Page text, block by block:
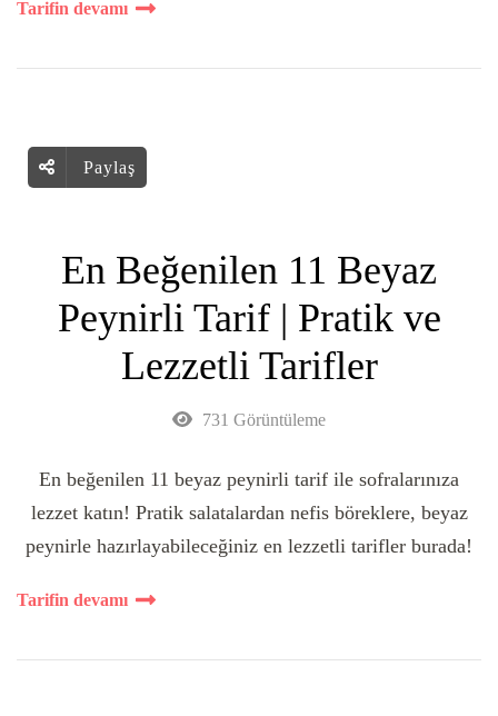
Tarifin devamı
Paylaş
En Beğenilen 11 Beyaz
Peynirli Tarif | Pratik ve
Lezzetli Tarifler
731 Görüntüleme
En beğenilen 11 beyaz peynirli tarif ile sofralarınıza
lezzet katın! Pratik salatalardan nefis böreklere, beyaz
peynirle hazırlayabileceğiniz en lezzetli tarifler burada!
Tarifin devamı